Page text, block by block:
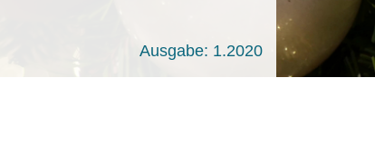
Ausgabe: 1.2020